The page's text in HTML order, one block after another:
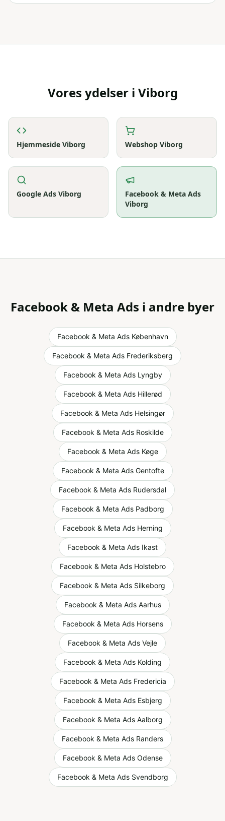
Vores ydelser i Viborg
Hjemmeside Viborg Webshop Viborg
Google Ads Viborg
Facebook & Meta Ads
Viborg
Facebook & Meta Ads i andre byer
Facebook & Meta Ads København
Facebook & Meta Ads Frederiksberg
Facebook & Meta Ads Lyngby
Facebook & Meta Ads Hillerød
Facebook & Meta Ads Helsingør
Facebook & Meta Ads Roskilde
Facebook & Meta Ads Køge
Facebook & Meta Ads Gentofte
Facebook & Meta Ads Rudersdal
Facebook & Meta Ads Padborg
Facebook & Meta Ads Herning
Facebook & Meta Ads Ikast
Facebook & Meta Ads Holstebro
Facebook & Meta Ads Silkeborg
Facebook & Meta Ads Aarhus
Facebook & Meta Ads Horsens
Facebook & Meta Ads Vejle
Facebook & Meta Ads Kolding
Facebook & Meta Ads Fredericia
Facebook & Meta Ads Esbjerg
Facebook & Meta Ads Aalborg
Facebook & Meta Ads Randers
Facebook & Meta Ads Odense
Facebook & Meta Ads Svendborg